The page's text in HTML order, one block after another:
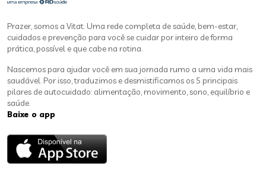
Prazer, somos a Vitat. Uma rede completa de saúde, bem-estar,
cuidados e prevenção para você se cuidar por inteiro de forma
prática, possível e que cabe na rotina.
Nascemos para ajudar você em sua jornada rumo a uma vida mais
saudável. Por isso, traduzimos e desmistificamos os 5 principais
pilares de autocuidado: alimentação, movimento, sono, equilíbrio e
saúde.
Baixe o app